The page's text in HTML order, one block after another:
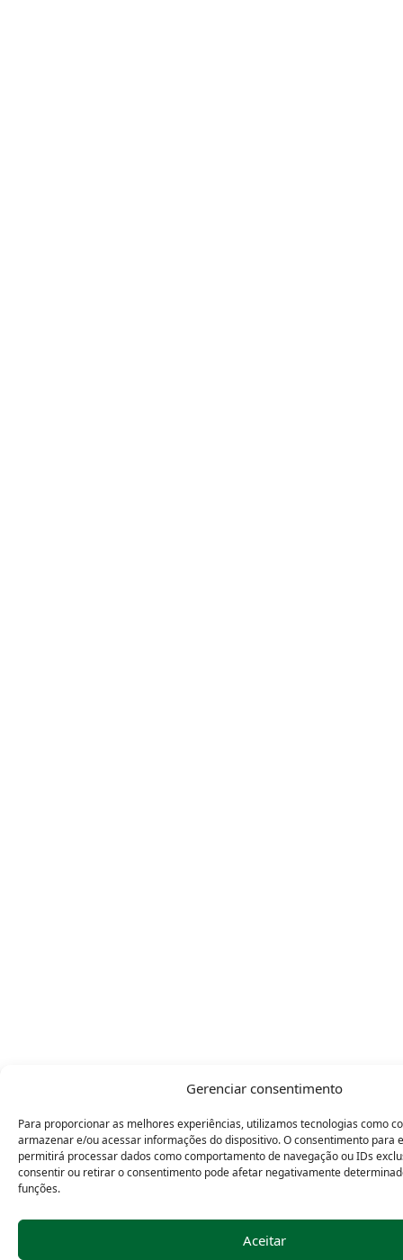
Gerenciar consentimento
Para proporcionar as melhores experiências, utilizamos tecnologias como
armazenar e/ou acessar informações do dispositivo. O consentimento para
permitirá processar dados como comportamento de navegação ou IDs
consentir ou retirar o consentimento pode afetar negativamente
funções.
Aceitar